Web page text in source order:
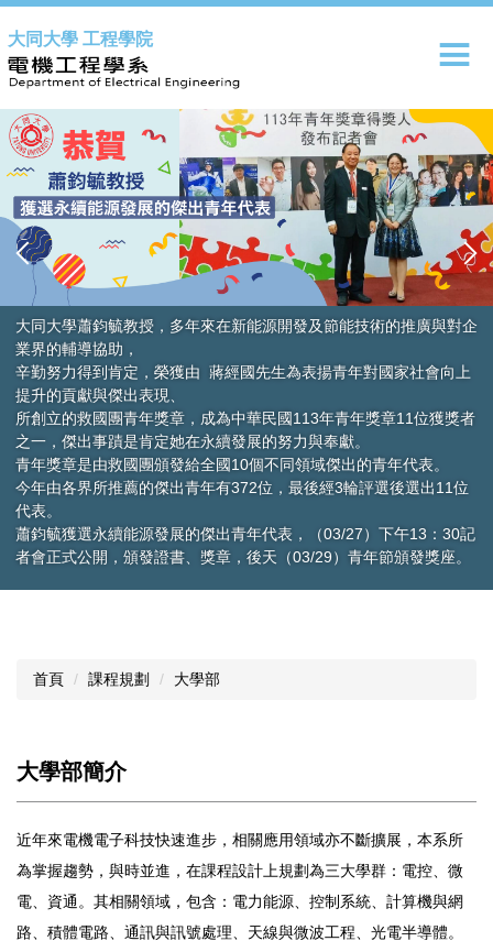
到
主
要
內
容
區
大同大學 工程學院
大同大學蕭鈞毓教授，多年來在新能源開發及節能技術的推廣與對企
業界的輔導協助，
辛勤努力得到肯定，榮獲由 蔣經國先生為表揚青年對國家社會向上
提升的貢獻與傑出表現、
所創立的救國團青年獎章，成為中華民國113年青年獎章11位獲獎者
之一，傑出事蹟是肯定她在永續發展的努力與奉獻。
青年獎章是由救國團頒發給全國10個不同領域傑出的青年代表。
今年由各界所推薦的傑出青年有372位，最後經3輪評選後選出11位
代表。
蕭鈞毓獲選永續能源發展的傑出青年代表，（03/27）下午13：30記
者會正式公開，頒發證書、獎章，後天（03/29）青年節頒發獎座。
首頁 課程規劃 大學部
大學部簡介
近年來電機電子科技快速進步，相關應用領域亦不斷擴展，本系所
為掌握趨勢，與時並進，在課程設計上規劃為三大學群：電控、微
電、資通。其相關領域，包含：電力能源、控制系統、計算機與網
路、積體電路、通訊與訊號處理、天線與微波工程、光電半導體。